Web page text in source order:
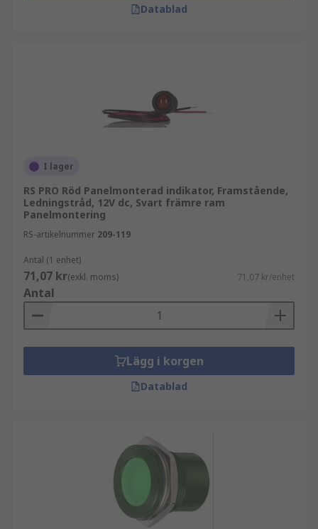
Datablad
I lager
RS PRO Röd Panelmonterad indikator, Framstående,
Ledningstråd, 12V dc, Svart främre ram
Panelmontering
RS-artikelnummer 209-119
Antal (1 enhet)
71,07 kr(exkl. moms) 71,07 kr/enhet
Antal
Lägg i korgen
Datablad